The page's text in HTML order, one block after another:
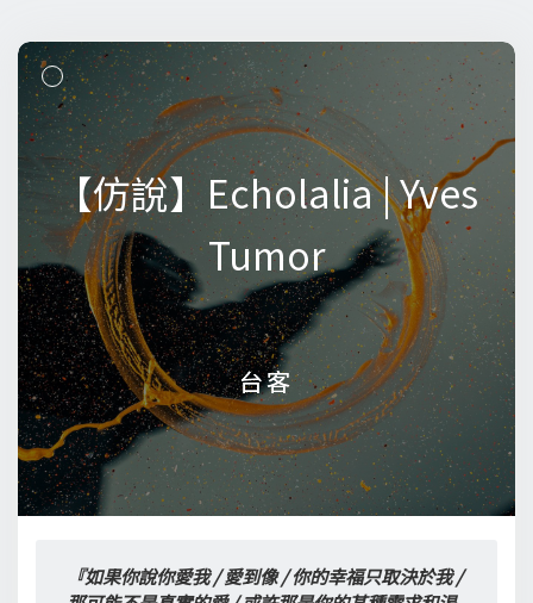
【仿說】Echolalia | Yves
Tumor
台客
【仿說】Echolalia | Yves
Tumor
台客
『如果你說你愛我 / 愛到像 / 你的幸福只取決於我 /